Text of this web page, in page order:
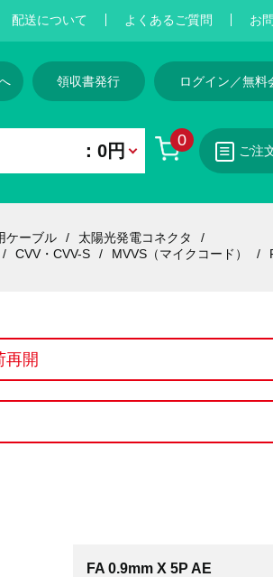
配送について よくあるご質問 お
領収書発行 ログイン／無料
0
：0円 ご注
ケーブル
太陽光発電コネクタ
CVV・CVV-S MVVS（マイクコード）
再開
FA 0.9mm X 5P AE